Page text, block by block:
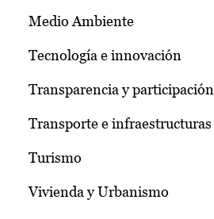
Medio Ambiente
Tecnología e innovación
Transparencia y participación
Transporte e infraestructuras
Turismo
Vivienda y Urbanismo